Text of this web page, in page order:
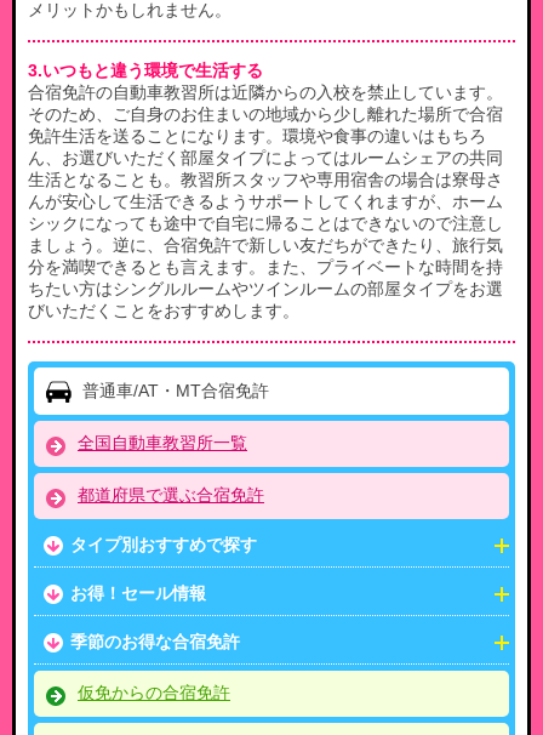
メリットかもしれません。
3.いつもと違う環境で生活する
合宿免許の自動車教習所は近隣からの入校を禁止しています。
そのため、ご自身のお住まいの地域から少し離れた場所で合宿
免許生活を送ることになります。環境や食事の違いはもちろ
ん、お選びいただく部屋タイプによってはルームシェアの共同
生活となることも。教習所スタッフや専用宿舎の場合は寮母さ
んが安心して生活できるようサポートしてくれますが、ホーム
シックになっても途中で自宅に帰ることはできないので注意し
ましょう。逆に、合宿免許で新しい友だちができたり、旅行気
分を満喫できるとも言えます。また、プライベートな時間を持
ちたい方はシングルルームやツインルームの部屋タイプをお選
びいただくことをおすすめします。
普通車/AT・MT合宿免許
全国自動車教習所一覧
都道府県で選ぶ合宿免許
タイプ別おすすめで探す
お得！セール情報
季節のお得な合宿免許
仮免からの合宿免許